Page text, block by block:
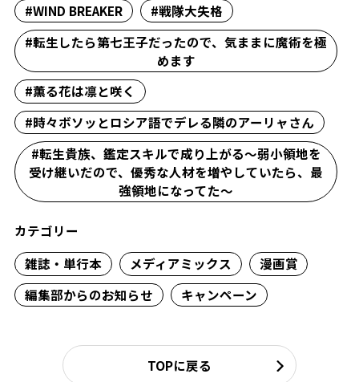
#WIND BREAKER
#戦隊大失格
#転生したら第七王子だったので、気ままに魔術を極
めます
#薫る花は凛と咲く
#時々ボソッとロシア語でデレる隣のアーリャさん
#転生貴族、鑑定スキルで成り上がる～弱小領地を
受け継いだので、優秀な人材を増やしていたら、最
強領地になってた～
カテゴリー
雑誌・単行本
メディアミックス
漫画賞
編集部からのお知らせ
キャンペーン
TOPに戻る